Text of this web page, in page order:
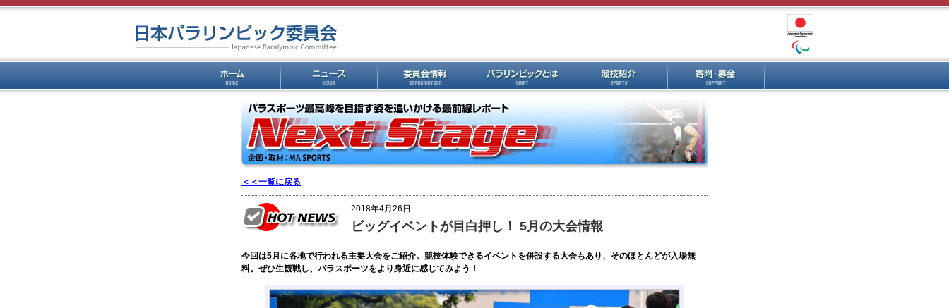
＜＜一覧に戻る
2018年4月26日
ビッグイベントが目白押し！ 5月の大会情報
今回は5月に各地で行われる主要大会をご紹介。競技体験できるイベントを併設する大会もあり、そのほとんどが入場無
料。ぜひ生観戦し、パラスポーツをより身近に感じてみよう！